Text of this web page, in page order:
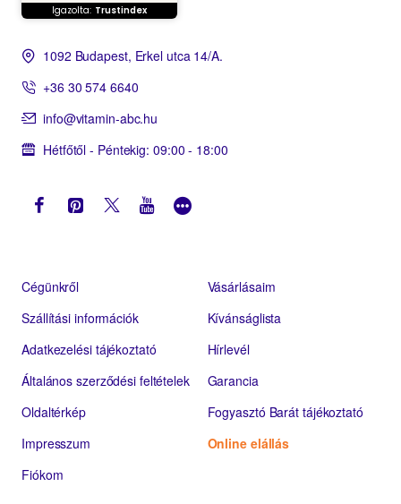
Igazolta: Trustindex
1092 Budapest, Erkel utca 14/A.
+36 30 574 6640
info@vitamin-abc.hu
Hétfőtől - Péntekig: 09:00 - 18:00
Cégünkről
Szállítási információk
Adatkezelési tájékoztató
Általános szerződési feltételek
Oldaltérkép
Impresszum
Fiókom
Vásárlásaim
Kívánságlista
Hírlevél
Garancia
Fogyasztó Barát tájékoztató
Online elállás